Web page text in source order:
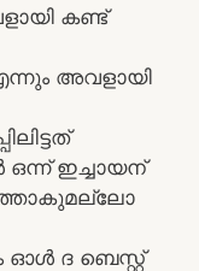
കണ്ട്
അവളായി
ഇച്ചായന്
ദ ബെസ്റ്റ്